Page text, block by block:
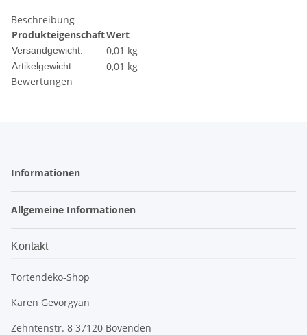
Beschreibung
ProdukteigenschaftWert
Versandgewicht: 0,01 kg
Artikelgewicht: 0,01 kg
Bewertungen
Informationen
Allgemeine Informationen
Kontakt
Tortendeko-Shop
Karen Gevorgyan
Zehntenstr. 8 37120 Bovenden